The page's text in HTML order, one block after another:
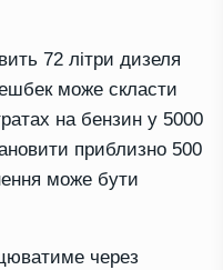
72 літри дизеля
може скласти
на бензин у 5000
приблизно 500
може бути
через